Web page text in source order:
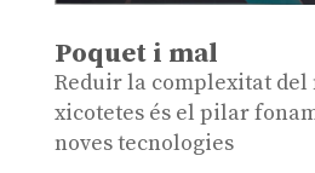
Poquet i mal
Reduir la complexitat del
xicotetes és el pilar
noves tecnologies